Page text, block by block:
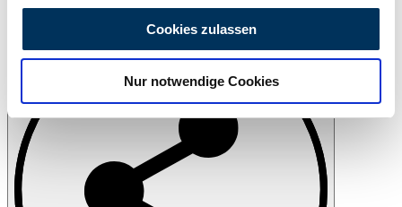
analysieren. Außerdem geben wir Informationen zu Ihrer
Verwendung unserer Website an unsere Partner für
soziale Medien, Werbung und Analysen weiter. Unsere
Partner führen diese Informationen möglicherweise mit
weiteren Daten zusammen, die Sie ihnen bereitgestellt
haben oder die sie im Rahmen Ihrer Nutzung der Dienste
gesammelt haben.
Datenschutzerklärung
Cookies zulassen
Nur notwendige Cookies